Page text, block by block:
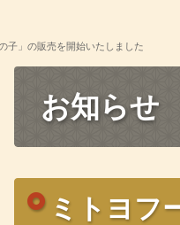
子」の販売を開始いたしました
お知らせ
ミトヨフ